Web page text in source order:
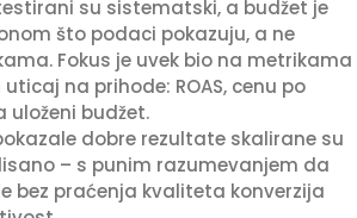
su sistematski, a budžet je
što podaci pokazuju, a ne
Fokus je uvek bio na metrikama
na prihode: ROAS, cenu po
uloženi budžet.
dobre rezultate skalirane su
– s punim razumevanjem da
bez praćenja kvaliteta konverzija